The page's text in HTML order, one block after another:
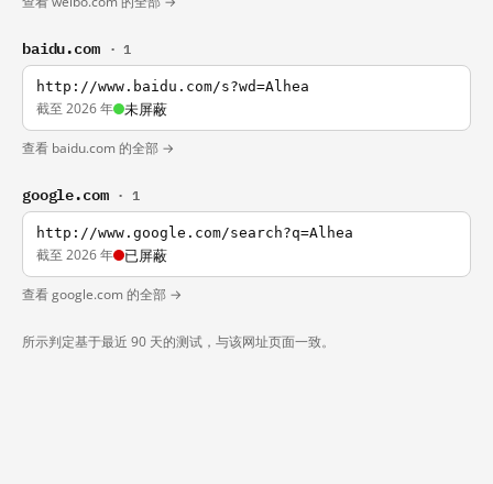
baidu.com · 1
http://www.baidu.com/s?wd=Alhea
截至 2026 年 未屏蔽
查看 baidu.com 的全部 →
google.com · 1
http://www.google.com/search?q=Alhea
截至 2026 年 已屏蔽
查看 google.com 的全部 →
所示判定基于最近 90 天的测试，与该网址页面一致。